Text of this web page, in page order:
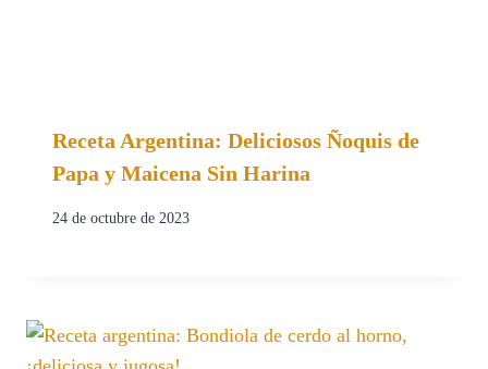
Receta Argentina: Deliciosos Ñoquis de
Papa y Maicena Sin Harina
24 de octubre de 2023